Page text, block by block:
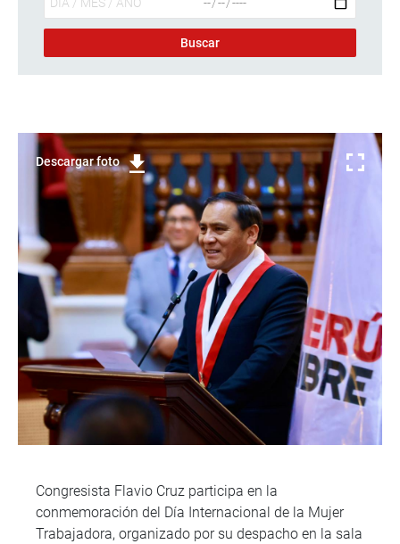
Descargar foto
Congresista Flavio Cruz participa en la
conmemoración del Día Internacional de la Mujer
Trabajadora, organizado por su despacho en la sala